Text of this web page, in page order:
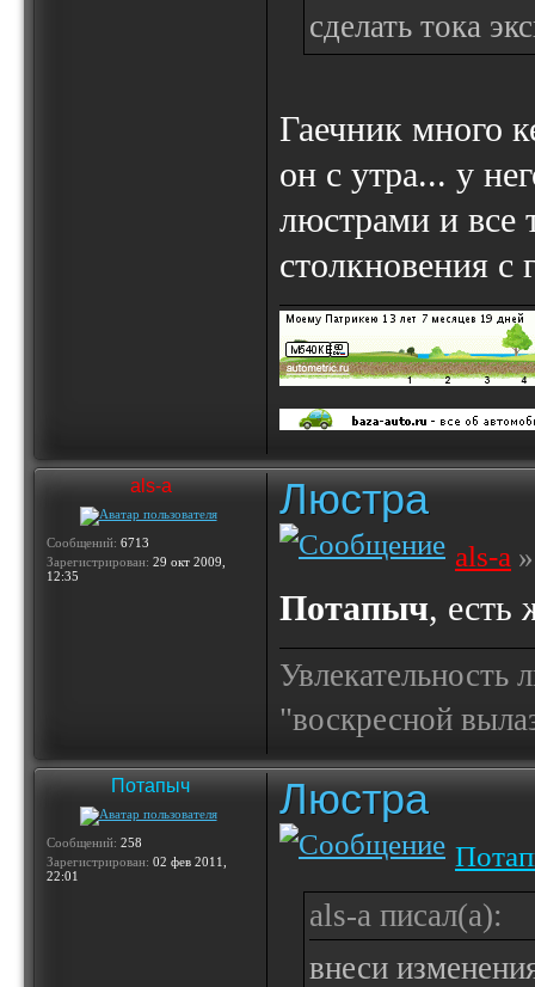
сделать тока
Гаечник много
он с утра... у
люстрами и все
столкновения с
als-a
Сообщений: 6713
Зарегистрирован: 29 окт 2009,
12:35
Люстра
als-a
Потапыч, есть
Увлекательность
"воскресной
Потапыч
Сообщений: 258
Зарегистрирован: 02 фев 2011,
22:01
Люстра
als-a писал(а):
внеси